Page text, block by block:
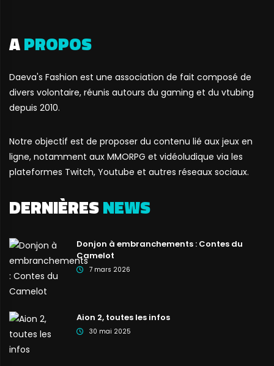
APROPOS
Daeva's Fashion est une association de fait composé de
divers volontaire, réunis autours du gaming et du vtubing
depuis 2010.
Notre objectif est de proposer du contenu lié aux jeux en
ligne, notamment aux MMORPG et vidéoludique via les
plateformes Twitch, Youtube et autres réseaux sociaux.
DERNIÈRESNEWS
Donjon à embranchements : Contes du
Camelot
7 mars 2026
Aion 2, toutes les infos
30 mai 2025